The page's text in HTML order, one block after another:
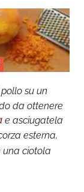
su un
da ottenere
e asciugatela
esterna,
una ciotola